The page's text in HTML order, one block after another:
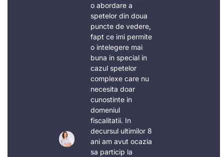
o abordare a
spetelor din doua
puncte de vedere,
fapt ce imi permite
o intelegere mai
buna in special in
cazul spetelor
complexe care nu
necesita doar
cunostinte in
domeniul
fiscalitatii. In
decursul ultimilor 8
ani am avut ocazia
sa particip la